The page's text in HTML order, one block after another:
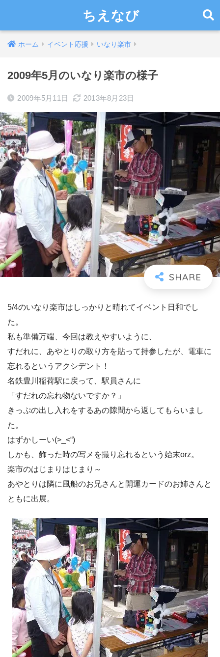
ちえなび
ホーム イベント応援 いなり楽市
2009年5月のいなり楽市の様子
2009年5月11日 2013年8月23日
5/4のいなり楽市はしっかりと晴れてイベント日和でし
た。
私も準備万端、今回は教えやすいように、
すだれに、あやとりの取り方を貼って持参したが、電車に
忘れるというアクシデント！
名鉄豊川稲荷駅に戻って、駅員さんに
「すだれの忘れ物ないですか？」
きっぷの出し入れをするあの隙間から返してもらいまし
た。
はずかしーい(>_<“)
しかも、飾った時の写メを撮り忘れるという始末orz。
楽市のはじまりはじまり～
あやとりは隣に風船のお兄さんと開運カードのお姉さんと
ともに出展。